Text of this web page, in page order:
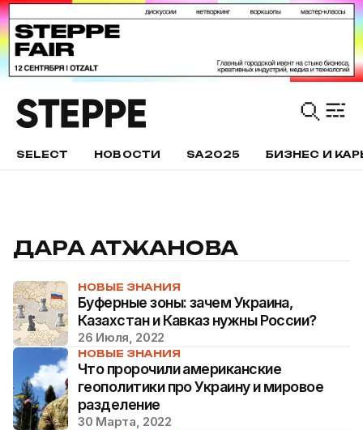
SELECT НОВОСТИ SA2025 БИЗНЕС И
ДАРА АТЖАНОВА
НОВЫЕ ЗНАНИЯ
Буферные зоны: зачем Украина,
Казахстан и Кавказ нужны России?
26 Июля, 2022
НОВЫЕ ЗНАНИЯ
Что пророчили американские
геополитики про Украину и мировое
разделение
30 Марта, 2022